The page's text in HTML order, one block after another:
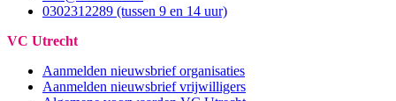
0302312289 (tussen 9 en 14 uur)
VC Utrecht
Aanmelden nieuwsbrief organisaties
Aanmelden nieuwsbrief vrijwilligers